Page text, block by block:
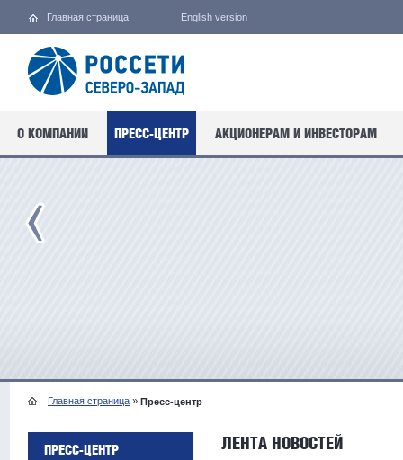
Главная страница English version
О КОМПАНИИ ПРЕСС-ЦЕНТР АКЦИОНЕРАМ И ИНВЕСТОРАМ
Главная страница » Пресс-центр
ПРЕСС-ЦЕНТР ЛЕНТА НОВОСТЕЙ